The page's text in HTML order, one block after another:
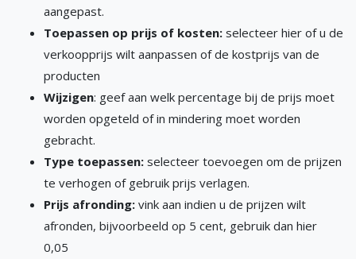
aangepast.
Toepassen op prijs of kosten: selecteer hier of u de
verkoopprijs wilt aanpassen of de kostprijs van de
producten
Wijzigen: geef aan welk percentage bij de prijs moet
worden opgeteld of in mindering moet worden
gebracht.
Type toepassen: selecteer toevoegen om de prijzen
te verhogen of gebruik prijs verlagen.
Prijs afronding: vink aan indien u de prijzen wilt
afronden, bijvoorbeeld op 5 cent, gebruik dan hier
0,05